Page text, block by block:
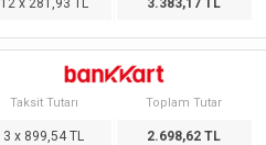
12 x 281,93 TL 3.383,17 TL
Taksit Tutarı Toplam Tutar
3 x 899,54 TL 2.698,62 TL